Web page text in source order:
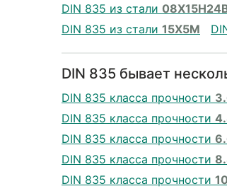
DIN 835 из стали
DIN 835 из стали 15Х5М
DIN 835 бывает
DIN 835 класса прочности
DIN 835 класса прочности
DIN 835 класса прочности
DIN 835 класса прочности
DIN 835 класса прочности